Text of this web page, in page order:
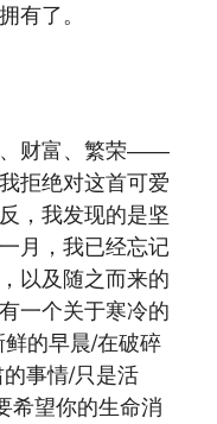
有了。
、财富、繁荣——
拒绝对这首可爱
，我发现的是坚
月，我已经忘记
以及随之而来的
一个关于寒冷的
的早晨/在破碎
事情/只是活
希望你的生命消